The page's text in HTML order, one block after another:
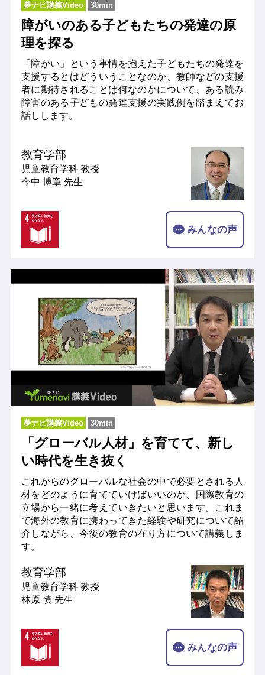
夢ナビ講義Video 30min
障がいのある子どもたちの発達の原
理を探る
「障がい」という事情を抱えた子どもたちの発達を
支援するとはどういうことなのか、教師などの支援
者に期待されることは何なのかについて、ある読み
障害のある子どもの発達支援の実践例を踏まえてお
話しします。
教育学部
児童教育学科 教授
今中 博章 先生
みんなの声
夢ナビ講義Video 30min
「グローバル人材」を育てて、新し
い時代を生き抜く
これからのグローバルな社会の中で必要とされる人
材をどのように育てていけばいいのか、国際教育の
立場から一緒に考えていきたいと思います。これま
で海外の教育に携わってきた経験や研究について紹
介しながら、今後の教育の在り方について講義しま
す。
教育学部
児童教育学科 教授
林原 慎 先生
みんなの声